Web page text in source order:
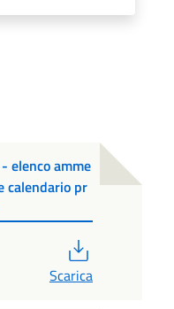
elenco amme
calendario pr
Scarica